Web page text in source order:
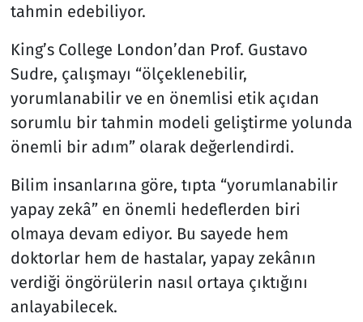
tahmin edebiliyor.
King’s College London’dan Prof. Gustavo
Sudre, çalışmayı “ölçeklenebilir,
yorumlanabilir ve en önemlisi etik açıdan
sorumlu bir tahmin modeli geliştirme yolunda
önemli bir adım” olarak değerlendirdi.
Bilim insanlarına göre, tıpta “yorumlanabilir
yapay zekâ” en önemli hedeflerden biri
olmaya devam ediyor. Bu sayede hem
doktorlar hem de hastalar, yapay zekânın
verdiği öngörülerin nasıl ortaya çıktığını
anlayabilecek.